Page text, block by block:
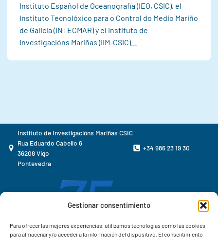
Gestionar consentimiento
Para ofrecer las mejores experiencias, utilizamos tecnologías como las cookies
para almacenar y/o acceder a la información del dispositivo. El consentimiento
Instituto Español de Oceanografía (IEO, CSIC), el
Instituto Tecnolóxico para o Control do Medio Mariño
de Galicia (INTECMAR) y el Instituto de
Investigacións Mariñas (IIM-CSIC)…
Instituto de Investigacións Mariñas CSIC
Rua Eduardo Cabello 6
36208 Vigo
Pontevedra
+34 986 23 19 30